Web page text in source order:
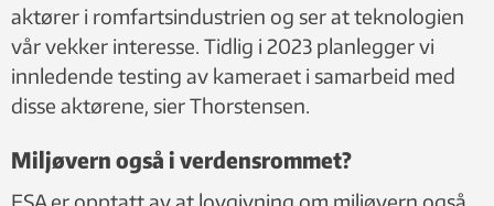
er det andre landet til å sende en rover til Mars, Zhurong
landet på planeten i mai 2021.
(Roveren Rosalind Franklin er oppkalt etter den britiske
kjemikeren som oppdaget at DNA-molekylet besto av doble
spiraler, noe hennes kolleger Maurice Wilkins, Francis Crick og
James Watson senere mottok Nobelprisen for.)
aktører i romfartsindustrien og ser at teknologien
vår vekker interesse. Tidlig i 2023 planlegger vi
innledende testing av kameraet i samarbeid med
disse aktørene, sier Thorstensen.
Miljøvern også i verdensrommet?